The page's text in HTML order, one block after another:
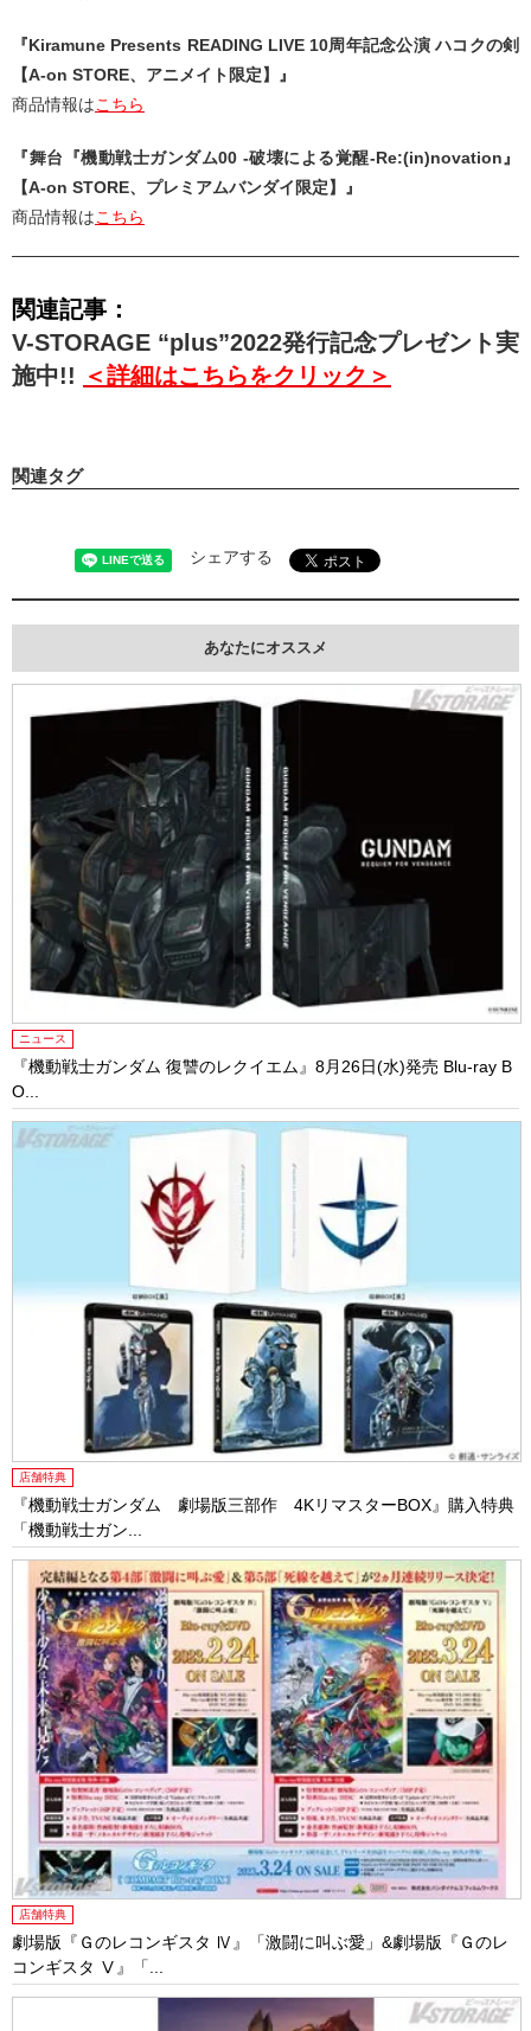
『Kiramune Presents READING LIVE 10周年記念公演 ハコクの剣
【A-on STORE、アニメイト限定】』
商品情報はこちら
『舞台『機動戦士ガンダム00 -破壊による覚醒-Re:(in)novation』
【A-on STORE、プレミアムバンダイ限定】』
商品情報はこちら
関連記事：
V-STORAGE “plus”2022発行記念プレゼント実
施中!! ＜詳細はこちらをクリック＞
関連タグ
シェアする
あなたにオススメ
ニュース
『機動戦士ガンダム 復讐のレクイエム』8月26日(水)発売 Blu-ray B
O...
店舗特典
『機動戦士ガンダム 劇場版三部作 4KリマスターBOX』購入特典
「機動戦士ガン...
店舗特典
劇場版『Ｇのレコンギスタ Ⅳ』「激闘に叫ぶ愛」&劇場版『Ｇのレ
コンギスタ Ⅴ』「...